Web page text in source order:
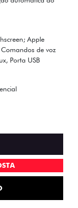
Apple
de voz
Porta USB